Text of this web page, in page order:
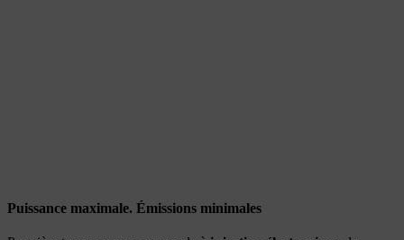
Puissance maximale. Émissions minimales